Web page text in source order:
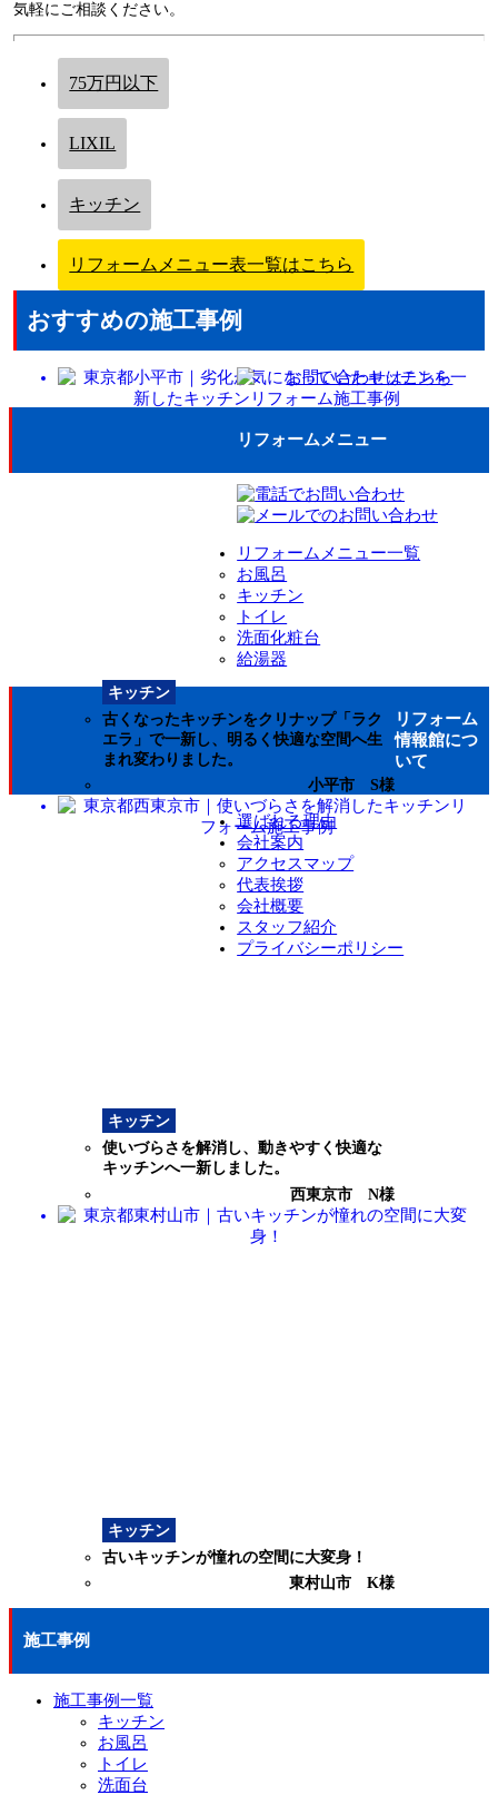
気軽にご相談ください。
75万円以下
LIXIL
キッチン
リフォームメニュー表一覧はこちら
おすすめの施工事例
キッチン
古くなったキッチンをクリナップ「ラク
エラ」で一新し、明るく快適な空間へ生
まれ変わりました。
小平市 S様
キッチン
使いづらさを解消し、動きやすく快適な
キッチンへ一新しました。
西東京市 N様
キッチン
古いキッチンが憧れの空間に大変身！
東村山市 K様
リフォームメニュー
リフォームメニュー一覧
お風呂
キッチン
トイレ
洗面化粧台
給湯器
リフォーム
情報館につ
いて
選ばれる理由
会社案内
アクセスマップ
代表挨拶
会社概要
スタッフ紹介
プライバシーポリシー
施工事例
施工事例一覧
キッチン
お風呂
トイレ
洗面台